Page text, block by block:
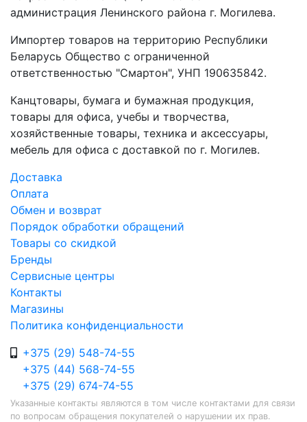
администрация Ленинского района г. Могилева.
Импортер товаров на территорию Республики
Беларусь Общество с ограниченной
ответственностью "Смартон", УНП 190635842.
Канцтовары, бумага и бумажная продукция,
товары для офиса, учебы и творчества,
хозяйственные товары, техника и аксессуары,
мебель для офиса с доставкой по г. Могилев.
Доставка
Оплата
Обмен и возврат
Порядок обработки обращений
Товары со скидкой
Бренды
Сервисные центры
Контакты
Магазины
Политика конфиденциальности
+375 (29) 548-74-55
+375 (44) 568-74-55
+375 (29) 674-74-55
Указанные контакты являются в том числе контактами для связи
по вопросам обращения покупателей о нарушении их прав.